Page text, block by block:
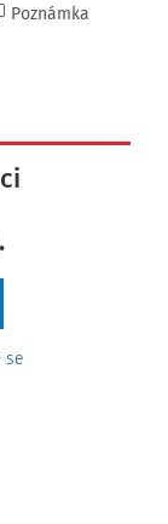
Poznámka
se